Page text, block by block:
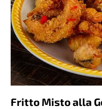
Fritto Misto alla